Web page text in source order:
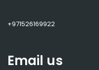
+971526169922
Email us